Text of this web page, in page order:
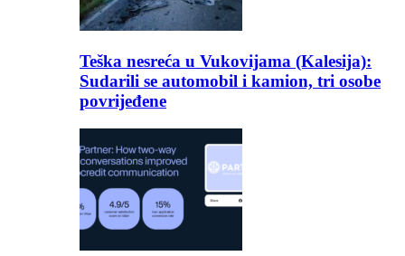
Teška nesreća u Vukovijama (Kalesija):
Sudarili se automobil i kamion, tri osobe
povrijeđene